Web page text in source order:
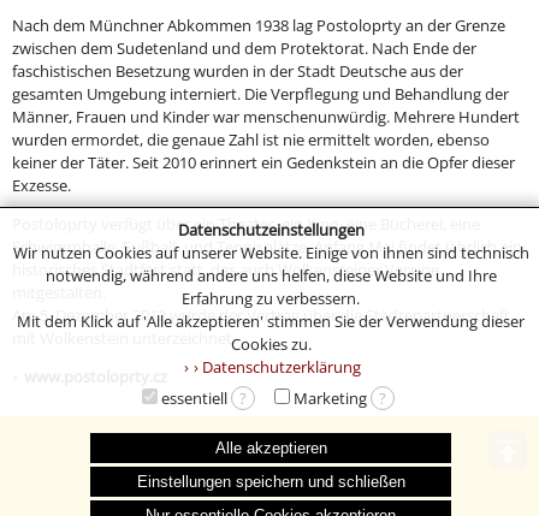
Datenschutzeinstellungen
Wir nutzen Cookies auf unserer Website. Einige von ihnen sind technisch
notwendig, während andere uns helfen, diese Website und Ihre
Erfahrung zu verbessern.
Mit dem Klick auf 'Alle akzeptieren' stimmen Sie der Verwendung dieser
Cookies zu.
› Datenschutzerklärung
essentiell? Marketing?
Alle akzeptieren
Einstellungen speichern und schließen
Nach dem Münchner Abkommen 1938 lag Postoloprty an der Grenze
zwischen dem Sudetenland und dem Protektorat. Nach Ende der
faschistischen Besetzung wurden in der Stadt Deutsche aus der
gesamten Umgebung interniert. Die Verpflegung und Behandlung der
Männer, Frauen und Kinder war menschenunwürdig. Mehrere Hundert
wurden ermordet, die genaue Zahl ist nie ermittelt worden, ebenso
keiner der Täter. Seit 2010 erinnert ein Gedenkstein an die Opfer dieser
Exzesse.
Postoloprty verfügt über ein Theater, ein Kino, eine Bücherei, eine
Schwimmhalle, Fußball- und Tennisplätze. Anfang Mai findet jährlich ein
historisches Stadtfest statt, das auch Wolkensteiner Vereine
Am 5. Dezember 2012 wurde der Vertrag über die Städtepartnerschaft
mit Wolkenstein unterzeichnet.
Impressum Datenschutz
© 2004-2026 Stadt Wolkenstein
0 | 98 | 9961 (061)